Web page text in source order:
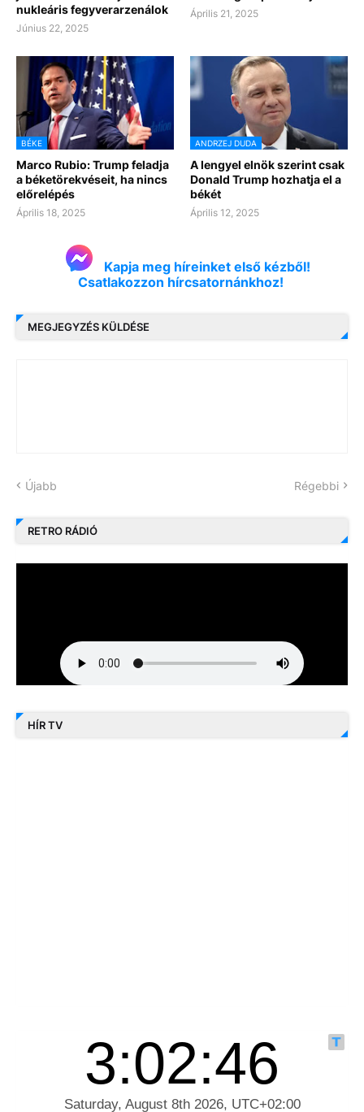
nukleáris fegyverarzenálok
Június 22, 2025
Április 21, 2025
BÉKE
Marco Rubio: Trump feladja
a béketörekvéseit, ha nincs
előrelépés
Április 18, 2025
ANDRZEJ DUDA
A lengyel elnök szerint csak
Donald Trump hozhatja el a
békét
Április 12, 2025
Kapja meg híreinket első kézből!
Csatlakozzon hírcsatornánkhoz!
MEGJEGYZÉS KÜLDÉSE
Újabb Régebbi
RETRO RÁDIÓ
HÍR TV